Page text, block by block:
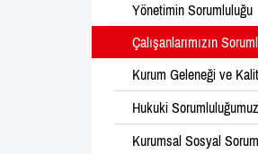
Yönetimin Sorumluluğu
Çalışanlarımızın
Kurum Geleneği ve
Hukuki Sorumluluğumuz
Kurumsal Sosyal